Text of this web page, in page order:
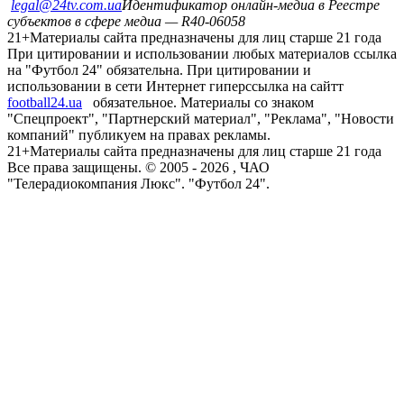
legal@24tv.com.uaИдентификатор онлайн-медиа в Реестре
субъектов в сфере медиа — R40-06058
21+Материалы сайта предназначены для лиц старше 21 года
При цитировании и использовании любых материалов ссылка
на "Футбол 24" обязательна. При цитировании и
использовании в сети Интернет гиперссылка на сайтт
football24.ua
обязательное. Материалы со знаком
"Спецпроект", "Партнерский материал", "Реклама", "Новости
компаний" публикуем на правах рекламы.
21+Материалы сайта предназначены для лиц старше 21 года
Все права защищены. © 2005 - 2026 , ЧАО
"Телерадиокомпания Люкс". "Футбол 24".